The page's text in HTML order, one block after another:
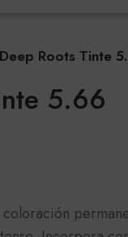
Deep Roots Tinte
5.66